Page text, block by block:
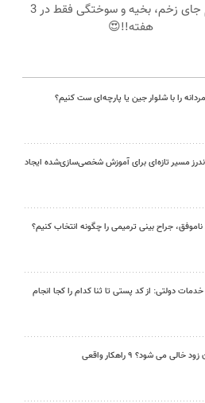
ترمیم جای زخم، بخیه و سوختگی فقط در 3
هفته!!😍
را با شلوار جین یا پارچه‌ای ست کنیم؟
مسیر تازه‌ای برای آموزش شخصی‌سازی‌شده ایجاد
جراح بینی ترمیمی را چگونه انتخاب کنیم؟
خدمات دولتی: از کد پستی تا ثنا کدام را کجا انجام
می شود؟ ۹ راهکار واقعی